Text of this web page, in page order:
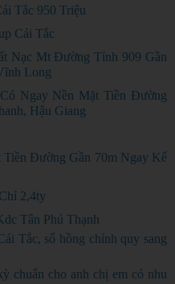
Tắc 950 Triệu
Cái Tắc
Nạc Mt Đường Tỉnh 909 Gần
Long
Ngay Nền Mặt Tiền Đường
Hậu Giang
Đường Gần 70m Ngay Kế
2,4ty
Tân Phú Thạnh
Tắc, sổ hồng chính quy sang
chuẩn cho anh chị em có nhu